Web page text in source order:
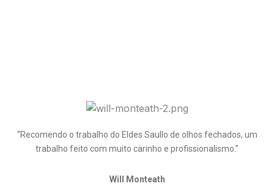
“Recomendo o trabalho do Eldes Saullo de olhos fechados, um
trabalho feito com muito carinho e profissionalismo.”
Will Monteath